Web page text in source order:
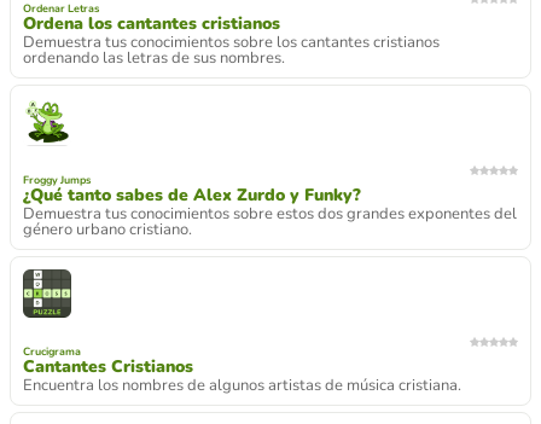
Ordenar Letras
Ordena los cantantes cristianos
Demuestra tus conocimientos sobre los cantantes cristianos
ordenando las letras de sus nombres.
Froggy Jumps
¿Qué tanto sabes de Alex Zurdo y Funky?
Demuestra tus conocimientos sobre estos dos grandes exponentes del
género urbano cristiano.
Crucigrama
Cantantes Cristianos
Encuentra los nombres de algunos artistas de música cristiana.